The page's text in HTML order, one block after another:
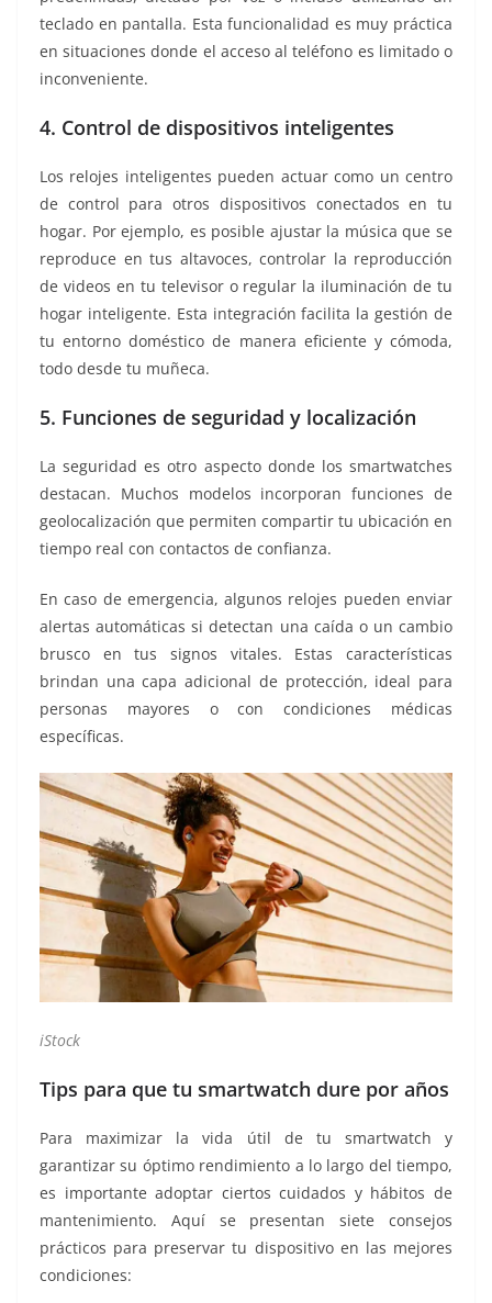
teclado en pantalla. Esta funcionalidad es muy práctica
en situaciones donde el acceso al teléfono es limitado o
inconveniente.
4. Control de dispositivos inteligentes
Los relojes inteligentes pueden actuar como un centro
de control para otros dispositivos conectados en tu
hogar. Por ejemplo, es posible ajustar la música que se
reproduce en tus altavoces, controlar la reproducción
de videos en tu televisor o regular la iluminación de tu
hogar inteligente. Esta integración facilita la gestión de
tu entorno doméstico de manera eficiente y cómoda,
todo desde tu muñeca.
5. Funciones de seguridad y localización
La seguridad es otro aspecto donde los smartwatches
destacan. Muchos modelos incorporan funciones de
geolocalización que permiten compartir tu ubicación en
tiempo real con contactos de confianza.
En caso de emergencia, algunos relojes pueden enviar
alertas automáticas si detectan una caída o un cambio
brusco en tus signos vitales. Estas características
brindan una capa adicional de protección, ideal para
personas mayores o con condiciones médicas
específicas.
iStock
Tips para que tu smartwatch dure por años
Para maximizar la vida útil de tu smartwatch y
garantizar su óptimo rendimiento a lo largo del tiempo,
es importante adoptar ciertos cuidados y hábitos de
mantenimiento. Aquí se presentan siete consejos
prácticos para preservar tu dispositivo en las mejores
condiciones: